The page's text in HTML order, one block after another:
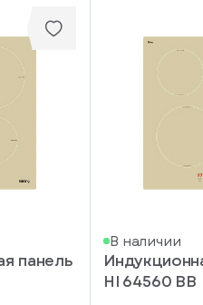
панель
В наличии
HI 64560 BB